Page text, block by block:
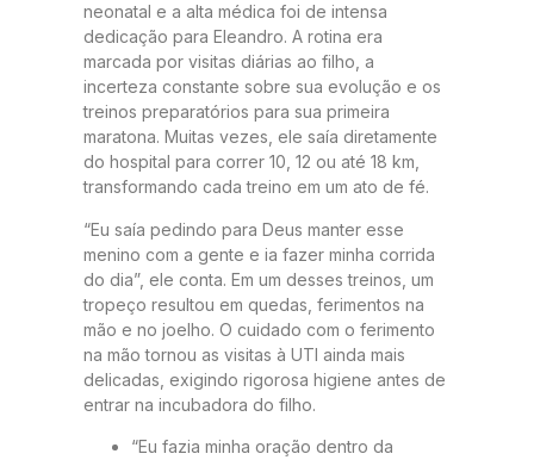
neonatal e a alta médica foi de intensa
dedicação para Eleandro. A rotina era
marcada por visitas diárias ao filho, a
incerteza constante sobre sua evolução e os
treinos preparatórios para sua primeira
maratona. Muitas vezes, ele saía diretamente
do hospital para correr 10, 12 ou até 18 km,
transformando cada treino em um ato de fé.
“Eu saía pedindo para Deus manter esse
menino com a gente e ia fazer minha corrida
do dia”, ele conta. Em um desses treinos, um
tropeço resultou em quedas, ferimentos na
mão e no joelho. O cuidado com o ferimento
na mão tornou as visitas à UTI ainda mais
delicadas, exigindo rigorosa higiene antes de
entrar na incubadora do filho.
“Eu fazia minha oração dentro da